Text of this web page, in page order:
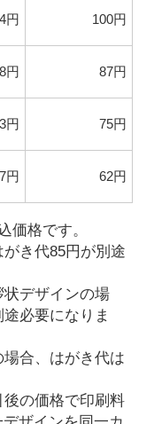
円 100円
円 87円
円 75円
円 62円
価格です。
き代85円が別途
デザインの場
必要になりま
合、はがき代は
の価格で印刷料